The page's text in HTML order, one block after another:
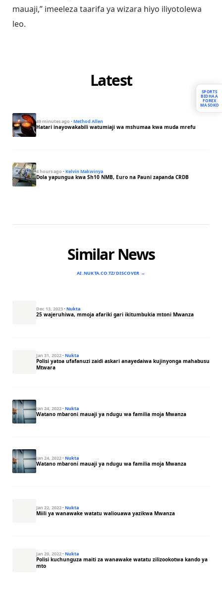
mauaji,” imeeleza taarifa ya wizara hiyo iliyotolewa
leo.
Latest
49 minutes ago · Method Allen
Hatari inayowakabili watumiaji wa mshumaa kwa muda mrefu
4 hours ago · Kelvin Makwinya
Dola yapungua kwa Sh10 NMB, Euro na Pauni zapanda CRDB
Similar News
AI.NUKTA.CO.TZ/DISCOVER →
Dec 13, 2023· Nukta
25 wajeruhiwa, mmoja afariki gari ikitumbukia mtoni Mwanza
Jan 31, 2022· Nukta
Polisi yatoa ufafanuzi zaidi askari anayedaiwa kujinyonga mahabusu
Mtwara
Jan 24, 2022· Nukta
Watano mbaroni mauaji ya ndugu wa familia moja Mwanza
Jan 24, 2022· Nukta
Watano mbaroni mauaji ya ndugu wa familia moja Mwanza
Jan 22, 2022· Nukta
Miili ya wanawake watatu waliouawa yazikwa Mwanza
Jan 20, 2022· Nukta
Polisi kuchunguza maiti za wanawake watatu zilizookotwa kando ya
mto
SPORTS
BIDHAA
FOREX
MASOKO